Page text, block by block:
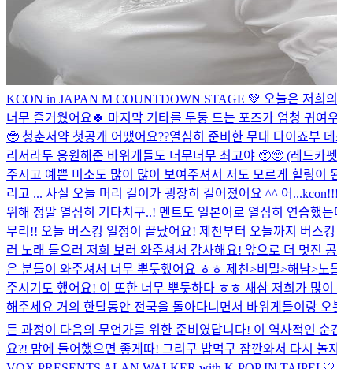
KCON in JAPAN M COUNTDOWN STAGE 💚 오늘은 저희
너무 즐거웠어요🍀 마지막 기타를 두둥 드는 포즈가 엄청 귀
🥹 청춘서약 첫공개 어땠어요??열심히 준비한 무대 다이죠부
리서라두 응원해준 바위게들도 너무너무 최고야 🥺🥺 (레드카
주시고 예쁜 미소도 많이 많이 보여주셔서 저도 모르게 힐링
리고 ... 사실 오늘 머리 길이가 굉장히 길어졌어요 ^^ 어...
위해 정말 열심히 기타치구..! 멘트도 일본어로 열심히 연습했
무리!! 오늘 버스킹 일정이 끝났어요! 제천부터 오늘까지 버스
러 노래 들으러 저희 보러 와주셔서 감사해요! 앞으로 더 멋진
은 분들이 와주셔서 너무 뿌듯했어요 ㅎㅎ 제천>비밀>해남>
주시기도 했어요! 이 또한 너무 뿌듯하다 ㅎㅎ 새삼 저희가 많
해주세요 거의 한달동안 전국을 돌아다니면서 바위게들이랑
든 과정이 다음의 무언가를 위한 준비였답니다! 이 역사적인 순
요?! 맘에 들어했으면 좋게따! 그리구 밥먹구 잠깐와서 다시